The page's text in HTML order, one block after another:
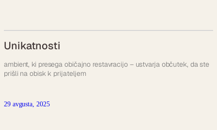
Unikatnosti
ambient, ki presega običajno restavracijo – ustvarja občutek, da ste
prišli na obisk k prijateljem
29 avgusta, 2025